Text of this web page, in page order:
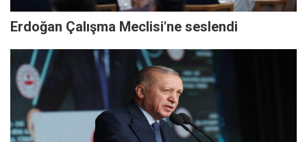
Erdoğan Çalışma Meclisi'ne seslendi